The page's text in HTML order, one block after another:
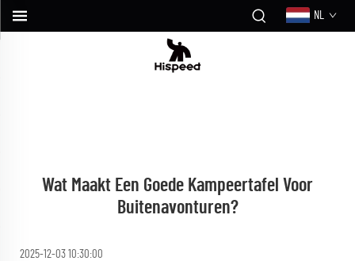
NL
Wat Maakt Een Goede Kampeertafel Voor
Buitenavonturen?
2025-12-03 10:30:00